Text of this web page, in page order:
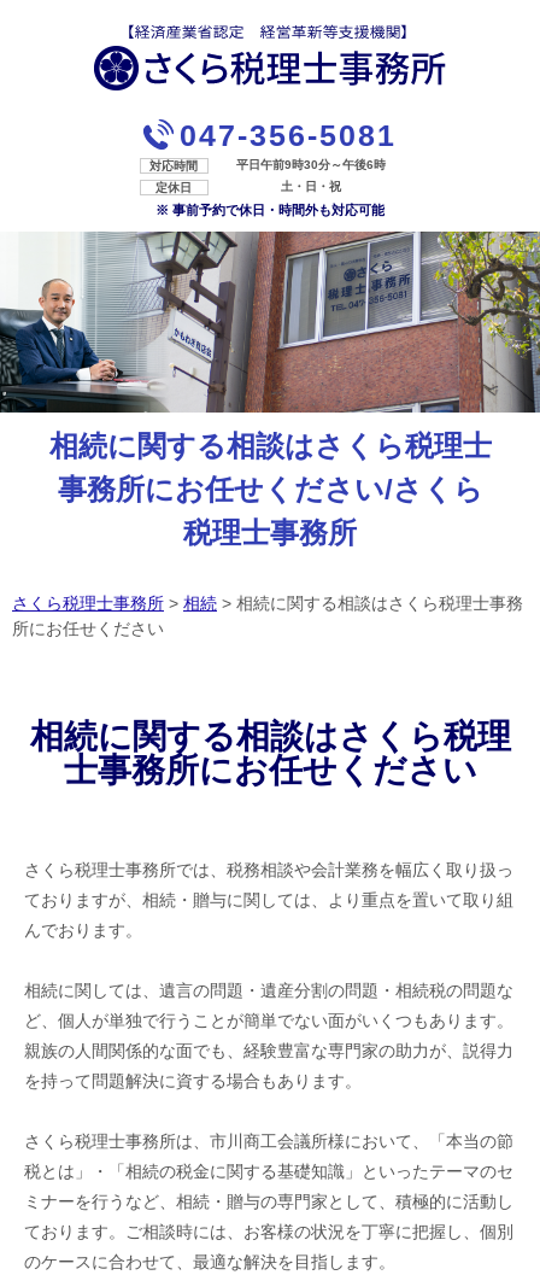
047-356-5081
対応時間
平日午前9時30分～午後6時
定休日
土・日・祝
※ 事前予約で休日・時間外も対応可能
相続に関する相談はさくら税理士
事務所にお任せください/さくら
税理士事務所
さくら税理士事務所 > 相続 > 相続に関する相談はさくら税理士事務
所にお任せください
相続に関する相談はさくら税理
士事務所にお任せください
さくら税理士事務所では、税務相談や会計業務を幅広く取り扱っ
ておりますが、相続・贈与に関しては、より重点を置いて取り組
んでおります。
相続に関しては、遺言の問題・遺産分割の問題・相続税の問題な
ど、個人が単独で行うことが簡単でない面がいくつもあります。
親族の人間関係的な面でも、経験豊富な専門家の助力が、説得力
を持って問題解決に資する場合もあります。
さくら税理士事務所は、市川商工会議所様において、「本当の節
税とは」・「相続の税金に関する基礎知識」といったテーマのセ
ミナーを行うなど、相続・贈与の専門家として、積極的に活動し
ております。ご相談時には、お客様の状況を丁寧に把握し、個別
のケースに合わせて、最適な解決を目指します。